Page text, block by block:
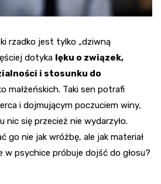
rzadko jest tylko „dziwną
dotyka lęku o związek,
i stosunku do
małżeńskich. Taki sen potrafi
i dojmującym poczuciem winy,
nic się przecież nie wydarzyło.
go nie jak wróżbę, ale jak materiał
w psychice próbuje dojść do głosu?